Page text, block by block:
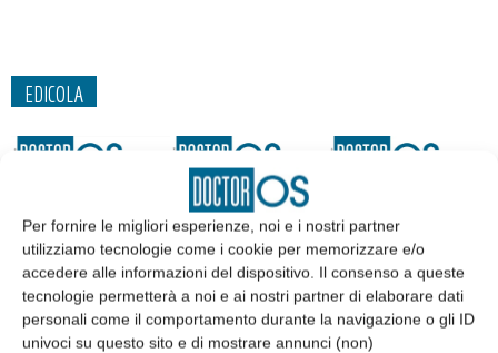
Per fornire le migliori esperienze, noi e i nostri partner
utilizziamo tecnologie come i cookie per memorizzare e/o
accedere alle informazioni del dispositivo. Il consenso a queste
tecnologie permetterà a noi e ai nostri partner di elaborare dati
personali come il comportamento durante la navigazione o gli ID
univoci su questo sito e di mostrare annunci (non)
EDICOLA